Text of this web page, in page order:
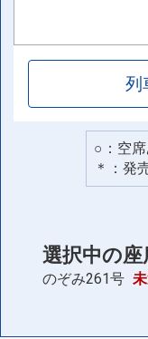
列
○：空
＊：発
選択中の座
のぞみ261号